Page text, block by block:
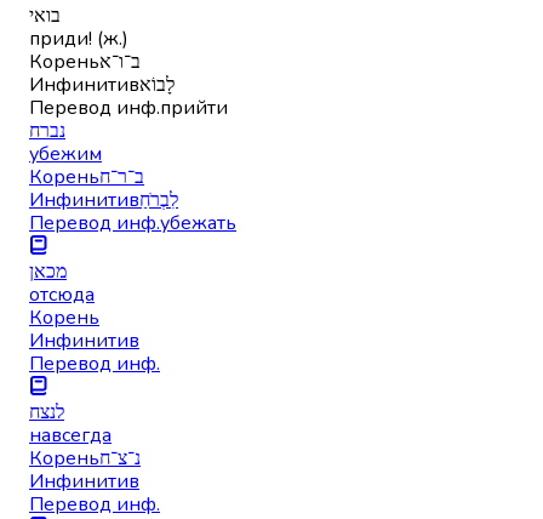
בואי
приди! (ж.)
Кореньב־ו־א
Инфинитивלָבוֹא
Перевод инф.прийти
נברח
убежим
Кореньב־ר־ח
Инфинитивלִבְרֹחַ
Перевод инф.убежать
מכאן
отсюда
Корень
Инфинитив
Перевод инф.
לנצח
навсегда
Кореньנ־צ־ח
Инфинитив
Перевод инф.